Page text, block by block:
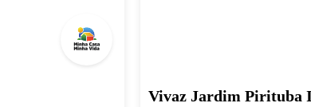
Vivaz Jardim Pirituba